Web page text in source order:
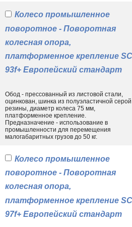
Качественные комплектующие по
Колеса с шинкой из серой
на нашем сайте, разделены на три
неповоротные, поворотные с тормозом.
листовой стали, которая для повышения
проходит процедуру оцинковки. Во всех
роликовый подшипник, имеющий
износу. Колеса для ручных тележек,
сейчас, обладают оптимальным
подходят для эксплуатации в
коммерческой, общественной,
часто промышленные модели с шинкой из
устанавливаются на покупательские
лабораторные стойки.
Колесо промышленное
поворотное - Поворотная
колесная опора,
платформенное крепление SC
93f+ Европейский стандарт
Обод - прессованный из листовой стали,
оцинкован, шинка из полуэластичной серой
резины, диаметр колеса 75 мм,
платформенное крепление.
Предназначение - использование в
промышленности для перемещения
малогабаритных грузов до 50 кг.
Колесо промышленное
поворотное - Поворотная
колесная опора,
платформенное крепление SC
97f+ Европейский стандарт